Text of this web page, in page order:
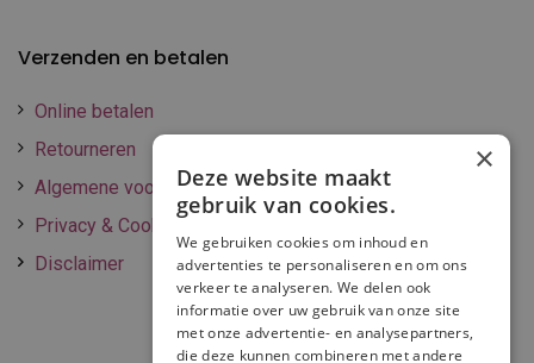
Verzenden en betalen
Online betalen
Retourneren
Algemene voorwaarden
Privacy & Cookie policy
Disclaimer
×
Deze website maakt
gebruik van cookies.
We gebruiken cookies om inhoud en
advertenties te personaliseren en om ons
verkeer te analyseren. We delen ook
informatie over uw gebruik van onze site
met onze advertentie- en analysepartners,
die deze kunnen combineren met andere